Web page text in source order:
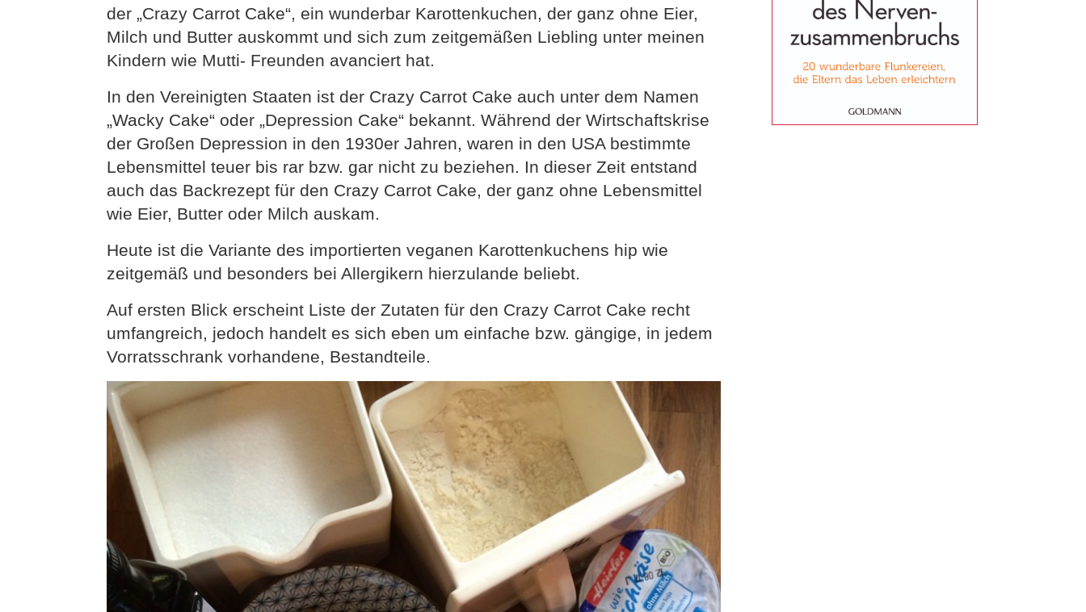
der „Crazy Carrot Cake“, ein wunderbar Karottenkuchen, der ganz ohne Eier,
Milch und Butter auskommt und sich zum zeitgemäßen Liebling unter meinen
Kindern wie Mutti- Freunden avanciert hat.
In den Vereinigten Staaten ist der Crazy Carrot Cake auch unter dem Namen
„Wacky Cake“ oder „Depression Cake“ bekannt. Während der Wirtschaftskrise
der Großen Depression in den 1930er Jahren, waren in den USA bestimmte
Lebensmittel teuer bis rar bzw. gar nicht zu beziehen. In dieser Zeit entstand
auch das Backrezept für den Crazy Carrot Cake, der ganz ohne Lebensmittel
wie Eier, Butter oder Milch auskam.
Heute ist die Variante des importierten veganen Karottenkuchens hip wie
zeitgemäß und besonders bei Allergikern hierzulande beliebt.
Auf ersten Blick erscheint Liste der Zutaten für den Crazy Carrot Cake recht
umfangreich, jedoch handelt es sich eben um einfache bzw. gängige, in jedem
Vorratsschrank vorhandene, Bestandteile.